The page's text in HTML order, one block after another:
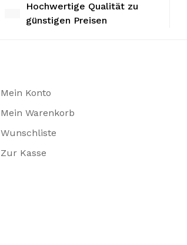
Hochwertige Qualität zu
günstigen Preisen
Mein Konto
Mein Warenkorb
Wunschliste
Zur Kasse